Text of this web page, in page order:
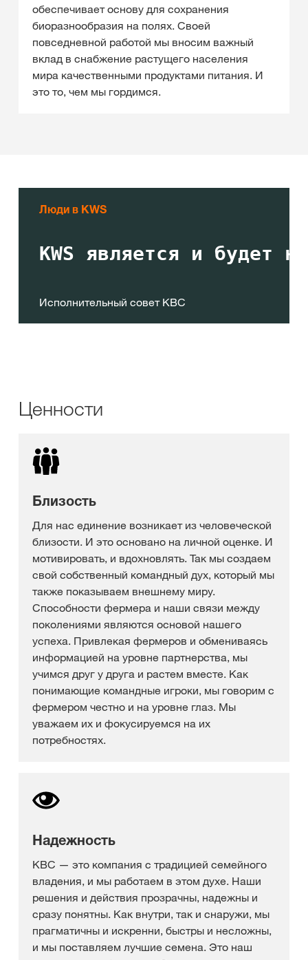
обеспечивает основу для сохранения
биоразнообразия на полях. Своей
повседневной работой мы вносим важный
вклад в снабжение растущего населения
мира качественными продуктами питания. И
это то, чем мы гордимся.
Люди в KWS
KWS является и будет
Исполнительный совет KBC
Ценности
Близость
Для нас единение возникает из человеческой
близости. И это основано на личной оценке. И
мотивировать, и вдохновлять. Так мы создаем
свой собственный командный дух, который мы
также показываем внешнему миру.
Способности фермера и наши связи между
поколениями являются основой нашего
успеха. Привлекая фермеров и обмениваясь
информацией на уровне партнерства, мы
учимся друг у друга и растем вместе. Как
понимающие командные игроки, мы говорим с
фермером честно и на уровне глаз. Мы
уважаем их и фокусируемся на их
потребностях.
Надежность
KBC — это компания с традицией семейного
владения, и мы работаем в этом духе. Наши
решения и действия прозрачны, надежны и
сразу понятны. Как внутри, так и снаружи, мы
прагматичны и искренни, быстры и несложны,
и мы поставляем лучшие семена. Это наш